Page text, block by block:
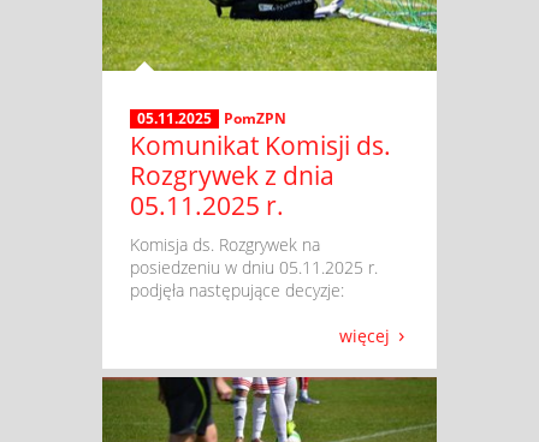
05.11.2025 PomZPN
Komunikat Komisji ds.
Rozgrywek z dnia
05.11.2025 r.
​ Komisja ds. Rozgrywek na
posiedzeniu w dniu 05.11.2025 r.
podjęła następujące decyzje:
więcej